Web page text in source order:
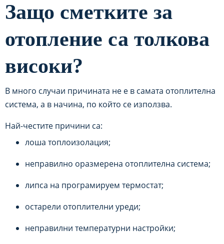
Защо сметките за
отопление са толкова
високи?
В много случаи причината не е в самата отоплителна
система, а в начина, по който се използва.
Най-честите причини са:
лоша топлоизолация;
неправилно оразмерена отоплителна система;
липса на програмируем термостат;
остарели отоплителни уреди;
неправилни температурни настройки;